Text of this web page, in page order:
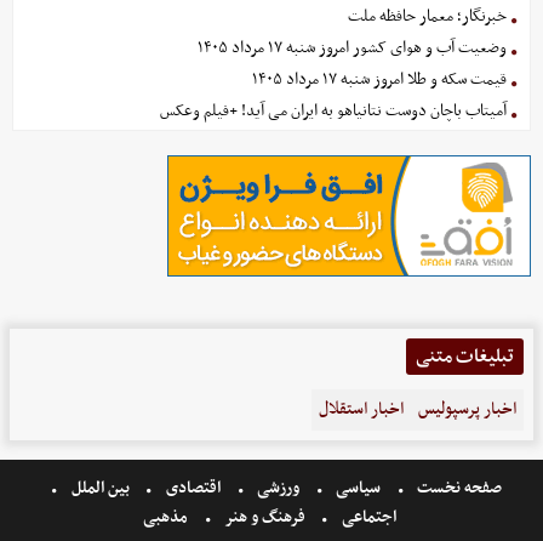
خبرنگار؛ معمار حافظه ملت
وضعیت آب و هوای کشور امروز شنبه ۱۷ مرداد ۱۴۰۵
قیمت سکه و طلا امروز شنبه ۱۷ مرداد ۱۴۰۵
آمیتاب باچان دوست نتانیاهو به ایران می آید! +فیلم وعکس
تبلیغات متنی
اخبار پرسپولیس اخبار استقلال
صفحه نخست سیاسی ورزشی اقتصادی
بین الملل
اجتماعی
فرهنگ و هنر مذهبی